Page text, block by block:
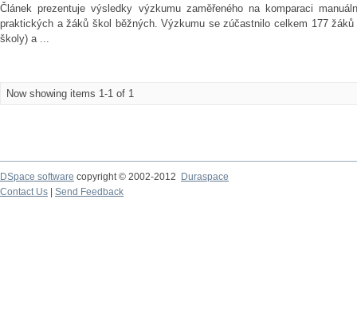
Článek prezentuje výsledky výzkumu zaměřeného na komparaci
praktických a žáků škol běžných. Výzkumu se zúčastnilo celkem 177
školy) a ...
Now showing items 1-1 of 1
DSpace software copyright © 2002-2012
Duraspace
Contact Us
Send Feedback